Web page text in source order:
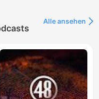
Alle ansehen